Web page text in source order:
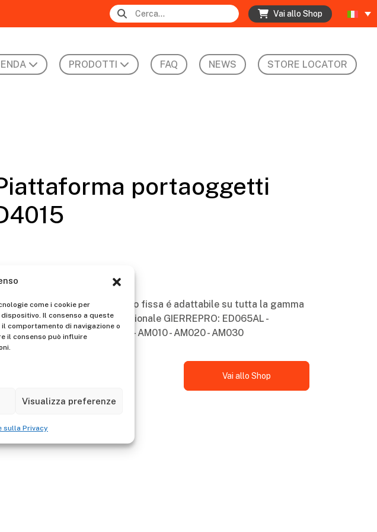
come i cookie per
Il consenso a queste
comportamento di navigazione o
il consenso può influire
Visualizza preferenze
sulla Privacy
Vai allo Shop
PRODOTTI FAQ NEWS STORE LOCATOR
portaoggetti
piattaforma di stazionamento fissa é adattabile su tutta la gamma
Scala telescopica professionale GIERREPRO: ED065AL -
- ED075AL - ED080AL - AM010 - AM020 - AM030
Vai allo Shop